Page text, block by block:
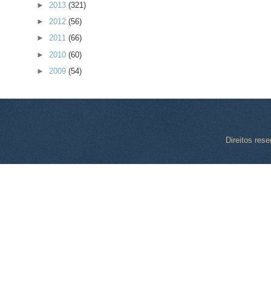
► 2013 (321)
► 2012 (56)
► 2011 (66)
► 2010 (60)
► 2009 (54)
Direitos